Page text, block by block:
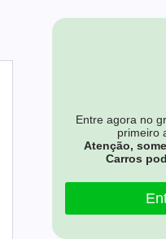
Entre agora no
primeiro
Atenção,
Carros